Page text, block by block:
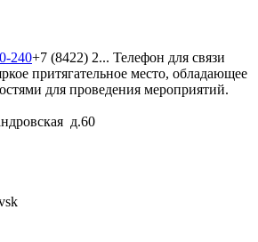
240+7 (8422) 2... Телефон для связи
притягательное место, обладающее
для проведения мероприятий.
д.60